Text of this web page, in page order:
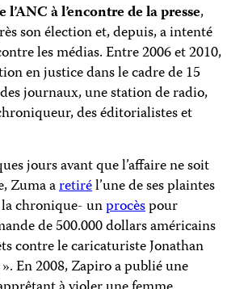
à l’encontre de la presse,
son élection et, depuis, a intenté
les médias. Entre 2006 et 2010,
en justice dans le cadre de 15
journaux, une station de radio,
des éditorialistes et
jours avant que l’affaire ne soit
Zuma aretirél’une de ses plaintes
chronique- unprocèspour
de 500.000 dollars américains
contre le caricaturiste Jonathan
En 2008, Zapiro a publié une